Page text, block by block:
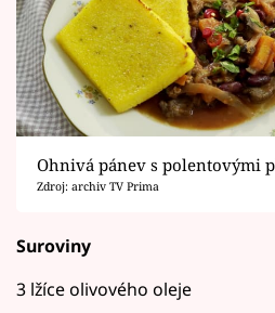
Ohnivá pánev s polentovými
Zdroj: archiv TV Prima
Suroviny
3 lžíce olivového oleje